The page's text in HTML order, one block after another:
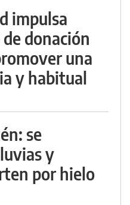
impulsa
donación
una
y habitual
se
y
por hielo